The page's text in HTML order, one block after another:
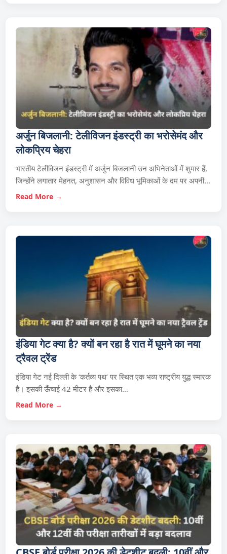
अर्जुन बिजलानी: टेलीविजन इंडस्ट्री का भरोसेमंद और
लोकप्रिय चेहरा
भारतीय टेलीविजन इंडस्ट्री में अर्जुन बिजलानी उन अभिनेताओं में शुमार हैं,
जिन्होंने लगातार मेहनत, अनुशासन और विविध भूमिकाओं के दम पर अपनी…
Read More →
इंडिया गेट क्या है? क्यों बन रहा है रात में घूमने का नया
ट्रैवल ट्रेंड
इंडिया गेट नई दिल्ली के ‘कर्तव्य पथ’ पर स्थित एक भव्य राष्ट्रीय युद्ध स्मारक
है। इसकी ऊँचाई 42 मीटर है और इसका…
Read More →